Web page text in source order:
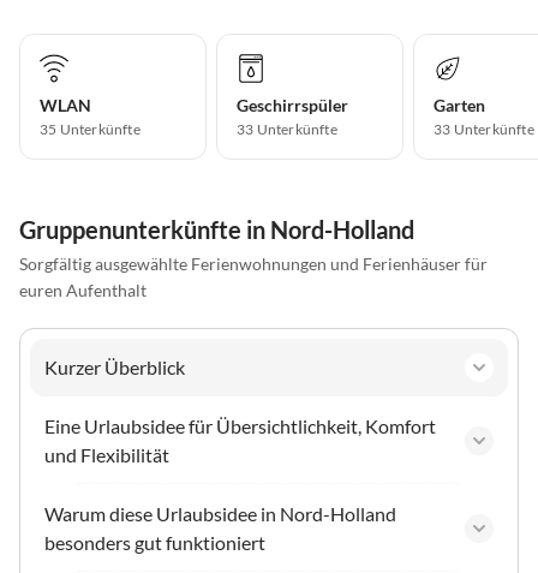
WLAN
35 Unterkünfte
Geschirrspüler
33 Unterkünfte
Garten
33 Unterkünfte
Gruppenunterkünfte in Nord-Holland
Sorgfältig ausgewählte Ferienwohnungen und Ferienhäuser für
euren Aufenthalt
Kurzer Überblick
Eine Urlaubsidee für Übersichtlichkeit, Komfort
und Flexibilität
Warum diese Urlaubsidee in Nord-Holland
besonders gut funktioniert